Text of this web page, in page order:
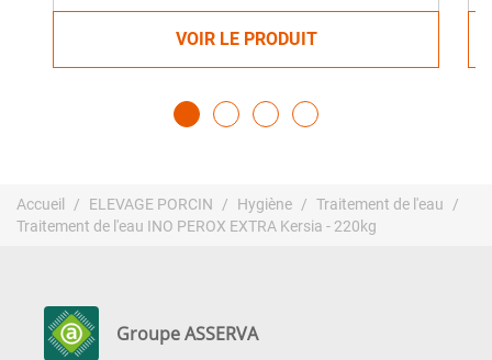
VOIR LE PRODUIT
Accueil ELEVAGE PORCIN Hygiène
Traitement de l'eau
Traitement de l'eau INO PEROX EXTRA Kersia - 220kg
Groupe ASSERVA